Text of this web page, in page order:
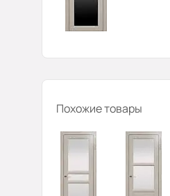
Похожие товары